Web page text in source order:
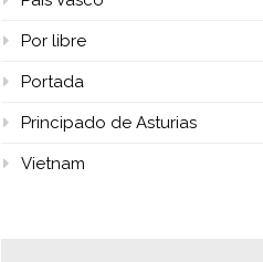
Por libre
Portada
Principado de Asturias
Vietnam